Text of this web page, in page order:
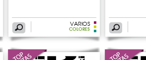
VARIOS
COLORES